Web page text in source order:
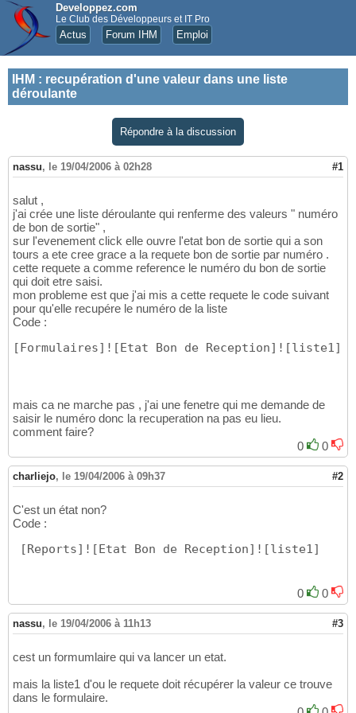
Developpez.com
Le Club des Développeurs et IT Pro
Actus Forum IHM Emploi
IHM : recupération d'une valeur dans une liste
déroulante
Répondre à la discussion
nassu, le 19/04/2006 à 02h28 #1
salut ,
j'ai crée une liste déroulante qui renferme des valeurs " numéro
de bon de sortie" ,
sur l'evenement click elle ouvre l'etat bon de sortie qui a son
tours a ete cree grace a la requete bon de sortie par numéro .
cette requete a comme reference le numéro du bon de sortie
qui doit etre saisi.
mon probleme est que j'ai mis a cette requete le code suivant
pour qu'elle recupére le numéro de la liste
Code :
[ Formulaires] ! [ Etat Bon de Reception] ! [liste1]
mais ca ne marche pas , j'ai une fenetre qui me demande de
saisir le numéro donc la recuperation na pas eu lieu.
comment faire?
0
0
charliejo, le 19/04/2006 à 09h37 #2
C'est un état non?
Code :
[ Reports] ! [ Etat Bon de Reception] ! [liste1]
0 0
nassu, le 19/04/2006 à 11h13 #3
cest un formumlaire qui va lancer un etat.
mais la liste1 d'ou le requete doit récupérer la valeur ce trouve
dans le formulaire.